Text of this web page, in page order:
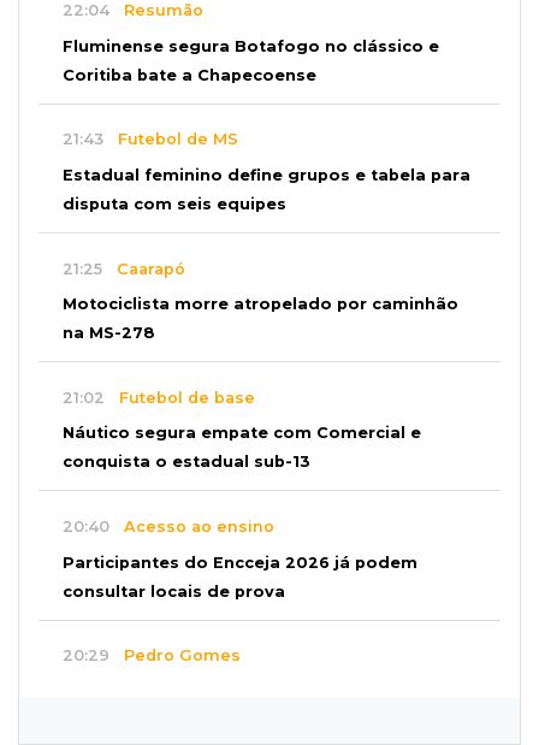
22:04 Resumão
Fluminense segura Botafogo no clássico e
Coritiba bate a Chapecoense
21:43 Futebol de MS
Estadual feminino define grupos e tabela para
disputa com seis equipes
21:25 Caarapó
Motociclista morre atropelado por caminhão
na MS-278
21:02 Futebol de base
Náutico segura empate com Comercial e
conquista o estadual sub-13
20:40 Acesso ao ensino
Participantes do Encceja 2026 já podem
consultar locais de prova
20:29 Pedro Gomes